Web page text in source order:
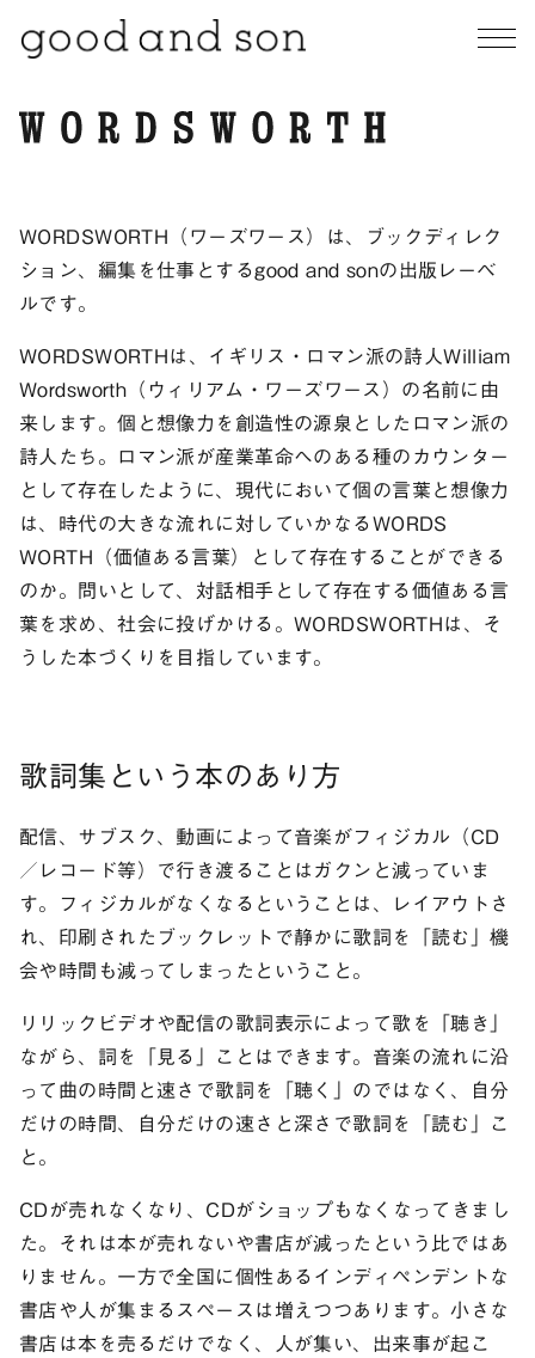
WORDSWORTH（ワーズワース）は、ブックディレク
ション、編集を仕事とするgood and sonの出版レーベ
ルです。
WORDSWORTHは、イギリス・ロマン派の詩人William
Wordsworth（ウィリアム・ワーズワース）の名前に由
来します。個と想像力を創造性の源泉としたロマン派の
詩人たち。ロマン派が産業革命へのある種のカウンター
として存在したように、現代において個の言葉と想像力
は、時代の大きな流れに対していかなるWORDS
WORTH（価値ある言葉）として存在することができる
のか。問いとして、対話相手として存在する価値ある言
葉を求め、社会に投げかける。WORDSWORTHは、そ
うした本づくりを目指しています。
歌詞集という本のあり方
配信、サブスク、動画によって音楽がフィジカル（CD
／レコード等）で行き渡ることはガクンと減っていま
す。フィジカルがなくなるということは、レイアウトさ
れ、印刷されたブックレットで静かに歌詞を「読む」機
会や時間も減ってしまったということ。
リリックビデオや配信の歌詞表示によって歌を「聴き」
ながら、詞を「見る」ことはできます。音楽の流れに沿
って曲の時間と速さで歌詞を「聴く」のではなく、自分
だけの時間、自分だけの速さと深さで歌詞を「読む」こ
と。
CDが売れなくなり、CDがショップもなくなってきまし
た。それは本が売れないや書店が減ったという比ではあ
りません。一方で全国に個性あるインディペンデントな
書店や人が集まるスペースは増えつつあります。小さな
書店は本を売るだけでなく、人が集い、出来事が起こ